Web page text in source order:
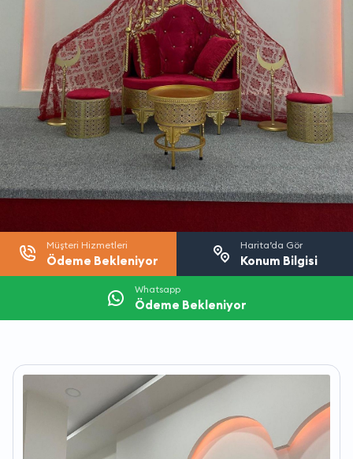
Müşteri Hizmetleri
Ödeme Bekleniyor
Harita’da Gör
Konum Bilgisi
Whatsapp
Ödeme Bekleniyor